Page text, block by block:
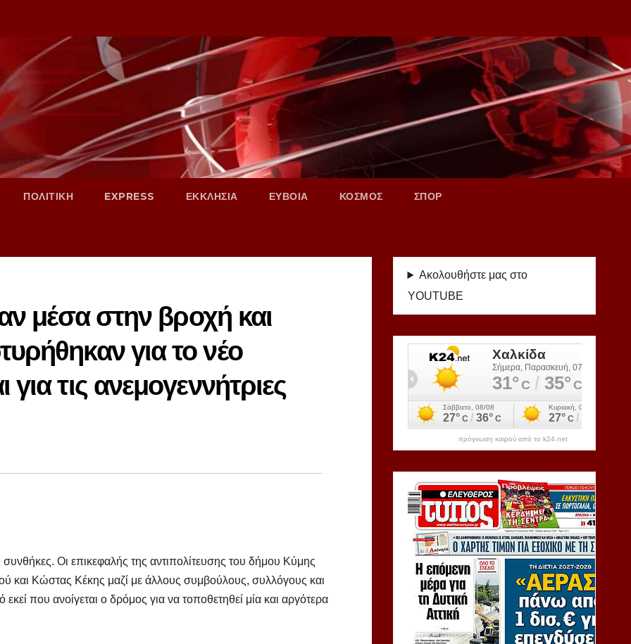
ΠΟΛΙΤΙΚΗ EXPRESS ΕΚΚΛΗΣΙΑ ΕΥΒΟΙΑ ΚΟΣΜΟΣ ΣΠΟΡ
μέσα στην βροχή και
για το νέο
τις ανεμογεννήτριες
συνθήκες. Οι επικεφαλής της αντιπολίτευσης του δήμου Κύμης
και Κώστας Κέκης μαζί με άλλους συμβούλους, συλλόγους και
που ανοίγεται ο δρόμος για να τοποθετηθεί μία και αργότερα
Ακολουθήστε μας στο
YOUTUBE
πρόγνωση καιρού από το k24.net